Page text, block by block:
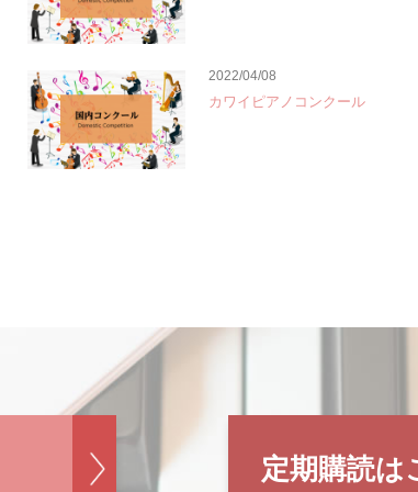
2022/04/08
カワイピアノコンクール
定期購読は